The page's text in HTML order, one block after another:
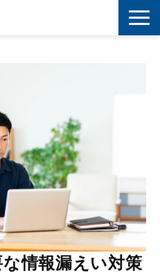
リティ
ーション
ップ
解説
情報漏えい対策